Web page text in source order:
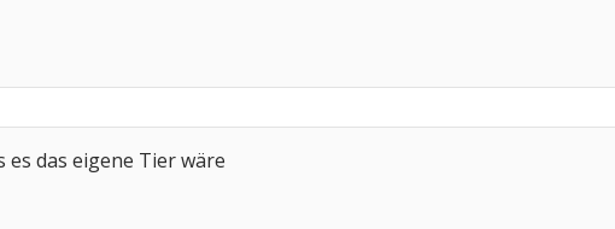
es das eigene Tier wäre